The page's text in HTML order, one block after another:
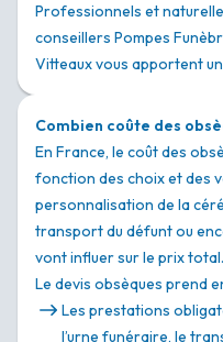
Professionnels et
conseillers Pompes
Vitteaux vous apportent
Combien coûte des
En France, le coût des
fonction des choix et des
personnalisation de la
transport du défunt ou
vont influer sur le prix total.
Le devis obsèques prend
Les prestations
l’urne funéraire, le